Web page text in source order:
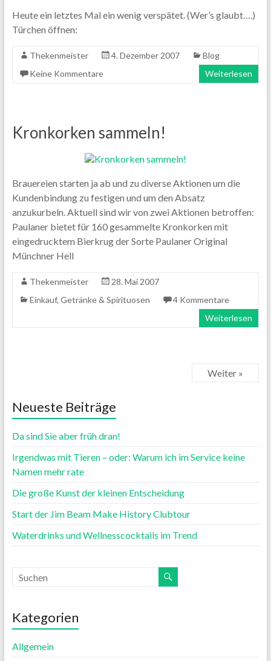
Heute ein letztes Mal ein wenig verspätet. (Wer’s glaubt….)
Türchen öffnen:
Thekenmeister 4. Dezember 2007
Blog
Keine Kommentare
Weiterlesen
Kronkorken sammeln!
Brauereien starten ja ab und zu diverse Aktionen um die
Kundenbindung zu festigen und um den Absatz
anzukurbeln. Aktuell sind wir von zwei Aktionen betroffen:
Paulaner bietet für 160 gesammelte Kronkorken mit
eingedrucktem Bierkrug der Sorte Paulaner Original
Münchner Hell
Thekenmeister
28. Mai 2007
Einkauf, Getränke & Spirituosen
4 Kommentare
Weiterlesen
Weiter »
Neueste Beiträge
Da sind Sie aber früh dran!
Irgendwas mit Tieren – oder: Warum ich im Service keine
Namen mehr rate
Die große Kunst der kleinen Entscheidung
Start der Jim Beam Make History Clubtour
Waterdrinks und Wellnesscocktails im Trend
Kategorien
Allgemein